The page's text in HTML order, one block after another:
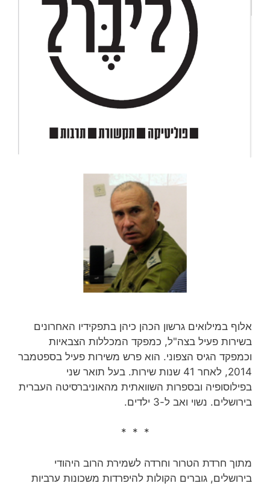
אלוף במילואים גרשון הכהן כיהן בתפקידיו האחרונים
בשירות פעיל בצה"ל, כמפקד המכללות הצבאיות
וכמפקד הגיס הצפוני. הוא פרש משירות פעיל בספטמבר
2014, לאחר 41 שנות שירות‏. בעל תואר שני
בפילוסופיה ובספרות השוואתית מהאוניברסיטה העברית
בירושלים. נשוי ואב ל-3 ילדים.
* * *
מתוך חרדת הטרור וחרדה לשמירת הרוב היהודי
בירושלים, גוברים הקולות להיפרדות משכונות ערביות